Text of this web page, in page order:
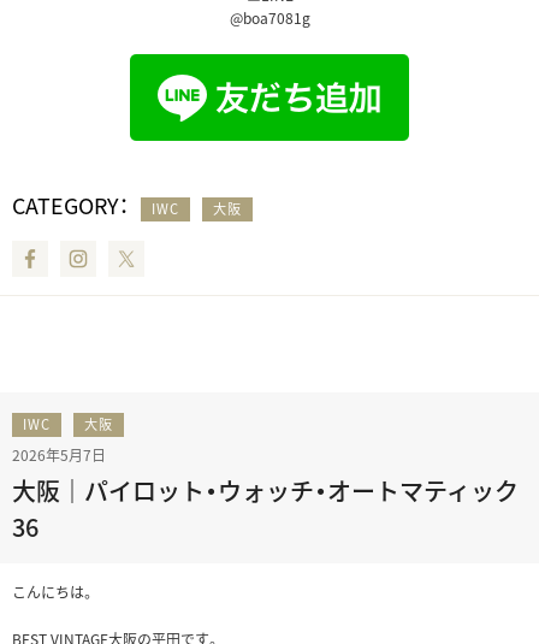
@boa7081g
CATEGORY： IWC 大阪
FacebookInstagram
IWC 大阪
2026年5月7日
大阪｜パイロット・ウォッチ・オートマティック
36
こんにちは。
BEST VINTAGE大阪の平田です。